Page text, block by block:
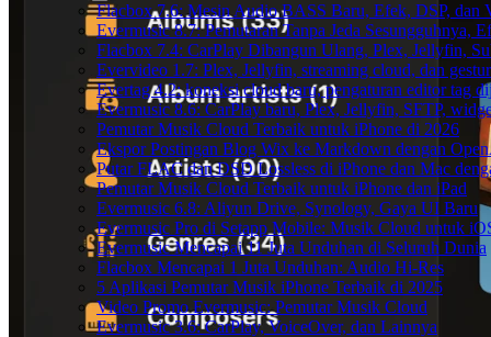
Flacbox 7.6: Mesin Audio BASS Baru, Efek, DSP, dan
Evermusic 8.7: Pemutaran Tanpa Jeda
Flacbox 7.4: CarPlay Dibangun Ulang, Plex, Jellyfin,
Evervideo 1.7: Plex, Jellyfin, streaming cloud, dan
Evertag 4.2: koneksi cloud baru, pengaturan editor tag
Evermusic 8.6: CarPlay baru, Plex, Jellyfin, SFTP,
Pemutar Musik Cloud Terbaik untuk iPhone di 2026
Ekspor Postingan Blog Wix ke Markdown dengan
Putar FLAC dan DSD Lossless di iPhone dan Mac
Pemutar Musik Cloud Terbaik untuk iPhone dan iPad
Evermusic 6.8: Aliyun Drive, Synology, Gaya UI Baru
Evermusic Pro di Setapp Mobile: Musik Cloud untuk
Evermusic Mencapai 11 Juta Unduhan di Seluruh Dunia
Flacbox Mencapai 1 Juta Unduhan: Audio Hi-Res
5 Aplikasi Pemutar Musik iPhone Terbaik di 2025
Video Promo Evermusic: Pemutar Musik Cloud
Evermusic 3.6: CarPlay, VoiceOver, dan Lainnya